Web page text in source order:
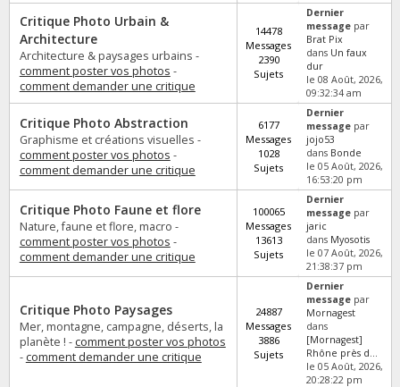
Critique Photo Urbain &
Architecture
Architecture & paysages urbains -
comment poster vos photos -
comment demander une critique
14478
Messages
2390
Sujets
Dernier
message par
Brat Pix
dans Un faux
dur
le 08 Août, 2026,
09:32:34 am
Critique Photo Abstraction
Graphisme et créations visuelles -
comment poster vos photos -
comment demander une critique
6177
Messages
1028
Sujets
Dernier
message par
jojo53
dans Bonde
le 05 Août, 2026,
16:53:20 pm
Critique Photo Faune et flore
Nature, faune et flore, macro -
comment poster vos photos -
comment demander une critique
100065
Messages
13613
Sujets
Dernier
message par
jaric
dans Myosotis
le 07 Août, 2026,
21:38:37 pm
Critique Photo Paysages
Mer, montagne, campagne, déserts, la
planète ! - comment poster vos photos
- comment demander une critique
24887
Messages
3886
Sujets
Dernier
message par
Mornagest
dans
[Mornagest]
Rhône près d...
le 05 Août, 2026,
20:28:22 pm